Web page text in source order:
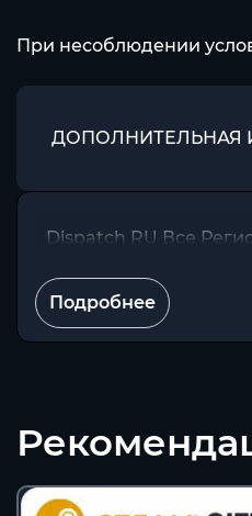
При несоблюдении
ДОПОЛНИТЕЛЬНАЯ
Dispatch RU Все
Подробнее